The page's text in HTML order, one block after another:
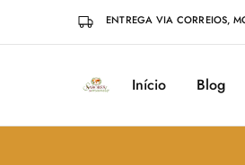
ENTREGA VIA CORREIOS,
Sabores
Sua
Temperos
Início Blog